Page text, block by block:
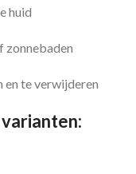
huid
zonnebaden
en te verwijderen